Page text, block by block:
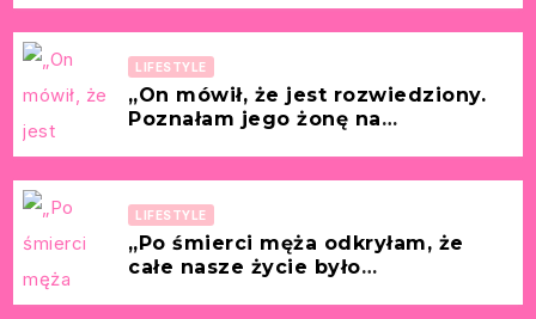
LIFESTYLE
„On mówił, że jest rozwiedziony.
Poznałam jego żonę na
LIFESTYLE
„Po śmierci męża odkryłam, że
całe nasze życie było